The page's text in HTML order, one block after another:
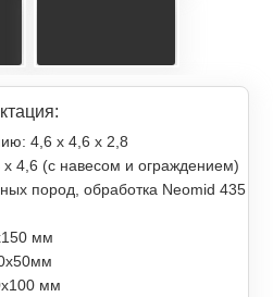
4,6 х 4,6 х 2,8
4,6 (с навесом и ограждением)
пород, обработка Neomid 435
мм
мм